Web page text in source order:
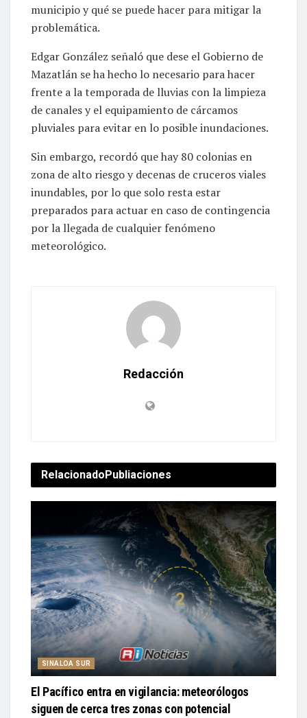
municipio y qué se puede hacer para mitigar la
problemática.
Edgar González señaló que dese el Gobierno de
Mazatlán se ha hecho lo necesario para hacer
frente a la temporada de lluvias con la limpieza
de canales y el equipamiento de cárcamos
pluviales para evitar en lo posible inundaciones.
Sin embargo, recordó que hay 80 colonias en
zona de alto riesgo y decenas de cruceros viales
inundables, por lo que solo resta estar
preparados para actuar en caso de contingencia
por la llegada de cualquier fenómeno
meteorológico.
Redacción
RelacionadoPubliaciones
SINALOA SUR
El Pacífico entra en vigilancia: meteorólogos
siguen de cerca tres zonas con potencial